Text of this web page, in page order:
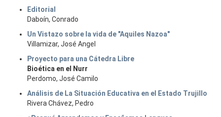
Editorial
Daboín, Conrado
Un Vistazo sobre la vida de "Aquiles Nazoa"
Villamizar, José Angel
Proyecto para una Cátedra Libre
Bioética en el Nurr
Perdomo, José Camilo
Análisis de La Situación Educativa en el Estado Trujillo
Rivera Chávez, Pedro